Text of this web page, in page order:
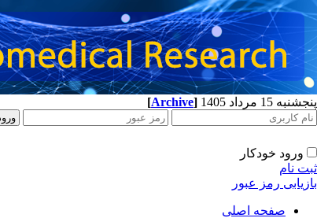
پنجشنبه 15 مرداد 1405 [Archive]
ورود خودکار
ثبت نام
بازیابی رمز عبور
صفحه اصلی